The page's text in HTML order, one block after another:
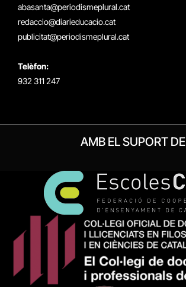
abasanta@periodismeplural.cat
redaccio@diarieducacio.cat
publicitat@periodismeplural.cat
Telèfon:
932 311 247
AMB EL SUPORT DE